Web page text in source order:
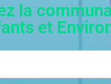
la
et